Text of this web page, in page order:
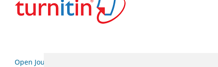
Open Journal Systems